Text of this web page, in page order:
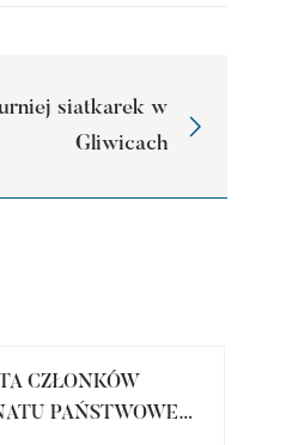
siatkarek w
Gliwicach
CZŁONKÓW
PAŃSTWOWEJ